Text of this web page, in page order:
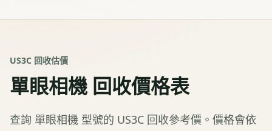
US3C 回收估價
單眼相機回收價格表
查詢 單眼相機 型號的 US3C 回收參考價。價格會依